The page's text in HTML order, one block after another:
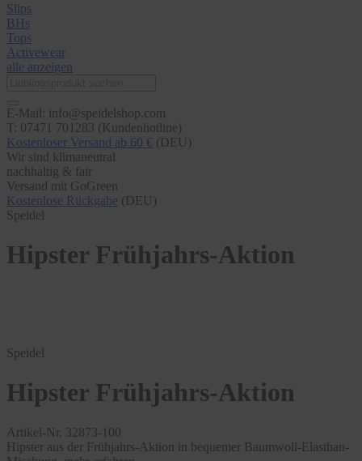
Slips
BHs
Tops
Activewear
alle anzeigen
E-Mail: info@speidelshop.com
T: 07471 701283 (Kundenhotline)
Kostenloser Versand ab 60 € (DEU)
Wir sind klimaneutral
nachhaltig & fair
Versand mit GoGreen
Kostenlose Rückgabe (DEU)
Speidel
Hipster Frühjahrs-Aktion
Speidel
Hipster Frühjahrs-Aktion
Artikel-Nr. 32873-100
Hipster aus der Frühjahrs-Aktion in bequemer Baumwoll-Elasthan-